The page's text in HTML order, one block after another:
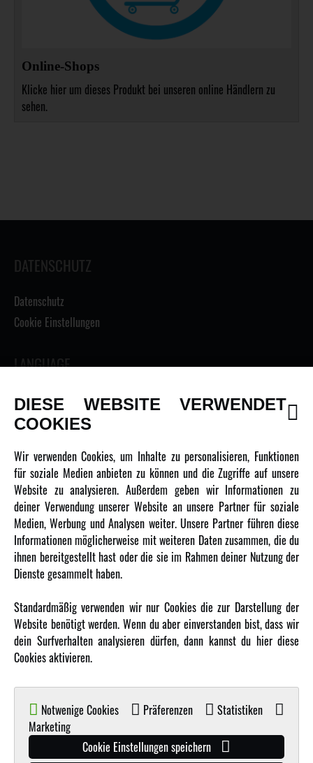
Online-Shops
Klicke hier um dieses Produkt bei unseren online Händlern zu
sehen.
DATENSCHUTZ
Datenschutz
Cookie Einstellungen
LANGUAGE
INFORMATIONEN
Newsletter
Über uns
Karriere
Amewi Kataloge
AMXRacing - Qualitäts RC-Zubehör
Amewi Construction - Nutzfahrzeuge
Werden Sie Amewi Händler
Amewi B2B-Shop
DIESE WEBSITE VERWENDET
COOKIES
Wir verwenden Cookies, um Inhalte zu personalisieren, Funktionen
für soziale Medien anbieten zu können und die Zugriffe auf unsere
Website zu analysieren. Außerdem geben wir Informationen zu
deiner Verwendung unserer Website an unsere Partner für soziale
Medien, Werbung und Analysen weiter. Unsere Partner führen diese
Informationen möglicherweise mit weiteren Daten zusammen, die du
ihnen bereitgestellt hast oder die sie im Rahmen deiner Nutzung der
Dienste gesammelt haben.
Standardmäßig verwenden wir nur Cookies die zur Darstellung der
Website benötigt werden. Wenn du aber einverstanden bist, dass wir
dein Surfverhalten analysieren dürfen, dann kannst du hier diese
Cookies aktivieren.
Notwenige Cookies Präferenzen
Statistiken
Marketing
Cookie Einstellungen speichern